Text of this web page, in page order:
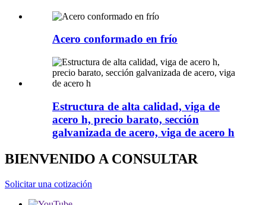
Acero conformado en frío
Estructura de alta calidad, viga de
acero h, precio barato, sección
galvanizada de acero, viga de acero h
BIENVENIDO A CONSULTAR
Solicitar una cotización